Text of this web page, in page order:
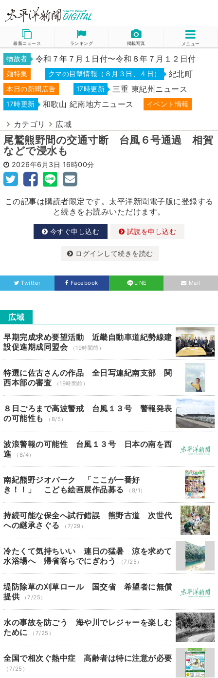
最新ニュース ランキング 掲載写真 メニュー
物故者 令和７年７月１日付〜令和８年７月１２日付
麺特集 クマの目撃情報（８月３日、４日） 紀北町
本日の新聞広告 17時更新 三重 東紀州ニュース
17時更新 和歌山 紀南地方ニュース イベント情報
カテゴリ 広域
尾鷲熊野間の交通寸断 台風６号通過 相賀
などで浸水も
2026年6月3日 16時00分
この記事は購読者限定です。太平洋新聞電子版に登録する
と続きをお読みいただけます。
今すぐ申し込む 試読を申し込む
ログインして続きを読む
Twitter Facebook LINE Mail
広域
早期完成求め要望活動 近畿自動車道紀勢線建
設促進期成同盟会
（19時間前）
特選に佐古さんの作品 全日写連紀南支部 関
西本部の審査
（19時間前）
８日ごろまで高波警戒 台風１３号 警報発表
の可能性も
（8/5）
波浪警報の可能性 台風１３号 日本の南を西
進
（8/4）
南紀熊野ジオパーク 「ここが一番好
き！！」 こども絵画展作品募る
（8/1）
持続可能な保全へ試行錯誤 熊野古道 次世代
への継承さぐる
（7/29）
冷たくて気持ちいい 連日の猛暑 涼を求めて
水浴場へ 帰省客らでにぎわう
（7/25）
堤防除草の刈草ロール 国交省 希望者に無償
提供
（7/25）
水の事故を防ごう 海や川でレジャーを楽しむ
ために
（7/25）
全国で相次ぐ熱中症 高齢者は特に注意が必要
（7/25）